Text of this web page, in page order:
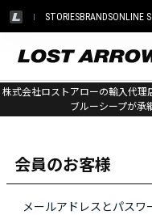
STORIESBRANDSONLINE
株式会社ロストアローの輸入代
ブルーシープが承
ログイン
会員のお客様
メールアドレスとパス